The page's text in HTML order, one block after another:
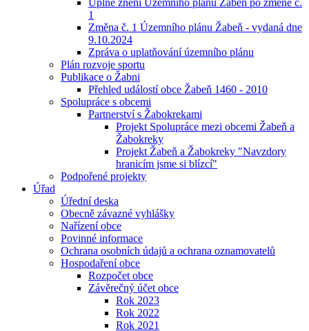
Úplné znění Územního plánu Žabeň po změně č.
1
Změna č. 1 Územního plánu Žabeň - vydaná dne
9.10.2024
Zpráva o uplatňování územního plánu
Plán rozvoje sportu
Publikace o Žabni
Přehled událostí obce Žabeň 1460 - 2010
Spolupráce s obcemi
Partnerství s Žabokrekami
Projekt Spolupráce mezi obcemi Žabeň a
Žabokreky
Projekt Žabeň a Žabokreky "Navzdory
hranicím jsme si blízcí"
Podpořené projekty
Úřad
Úřední deska
Obecně závazné vyhlášky
Nařízení obce
Povinné informace
Ochrana osobních údajů a ochrana oznamovatelů
Hospodaření obce
Rozpočet obce
Závěrečný účet obce
Rok 2023
Rok 2022
Rok 2021